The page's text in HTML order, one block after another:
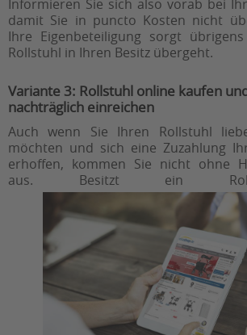
Informieren Sie sich also vorab bei
damit Sie in puncto Kosten nicht
Ihre Eigenbeteiligung sorgt übrigens
Rollstuhl in Ihren Besitz übergeht.
Variante 3: Rollstuhl online kaufen
nachträglich einreichen
Auch wenn Sie Ihren Rollstuhl
möchten und sich eine Zuzahlung
erhoffen, kommen Sie nicht ohne
aus. Besitzt ein